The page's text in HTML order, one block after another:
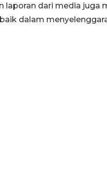
laporan dari media juga
dalam